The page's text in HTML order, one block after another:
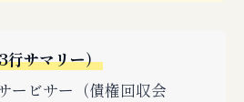
行サマリー）
ービサー（債権回収会